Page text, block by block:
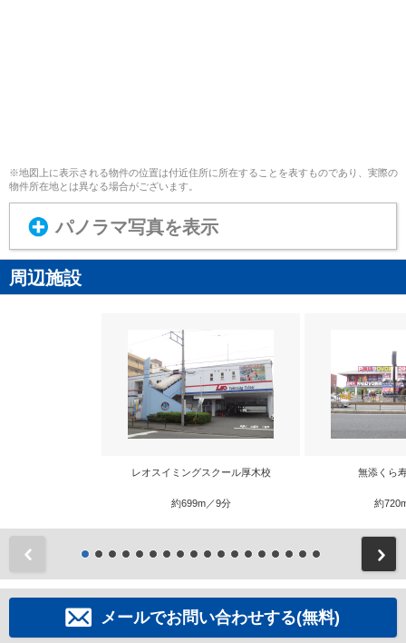
※地図上に表示される物件の位置は付近住所に所在することを表すものであり、実際の
物件所在地とは異なる場合がございます。
パノラマ写真を表示
周辺施設
レオスイミングスクール厚木校
約699m／9分
無添くら
約
メールでお問い合わせする(無料)